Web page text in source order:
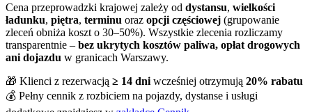
Cena przeprowadzki krajowej zależy od dystansu, wielkości
ładunku, piętra, terminu oraz opcji częściowej (grupowanie
zleceń obniża koszt o 30–50%). Wszystkie zlecenia rozliczamy
transparentnie – bez ukrytych kosztów paliwa, opłat drogowych
ani dojazdu w granicach Warszawy.
🎁 Klienci z rezerwacją ≥ 14 dni wcześniej otrzymują 20% rabatu
💰 Pełny cennik z rozbiciem na pojazdy, dystanse i usługi